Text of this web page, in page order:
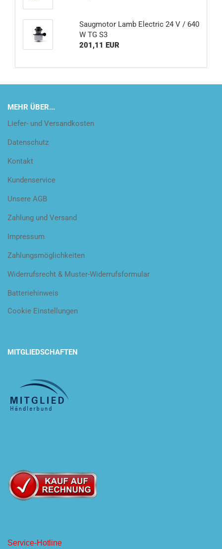
Saugmotor Lamb Electric 24 V / 640
W TG S3
201,11 EUR
MEHR ÜBER...
Liefer- und Versandkosten
Datenschutz
Kontakt
Kundenservice
Unsere AGB
Zahlung und Versand
Impressum
Zahlungsmöglichkeiten
Widerrufsrecht & Muster-Widerrufsformular
Batteriehinweis
Cookie Einstellungen
MITGLIEDSCHAFTEN
Service-Hotline